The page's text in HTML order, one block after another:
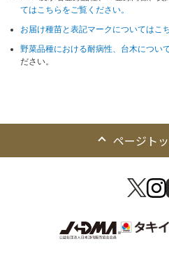
てはこちらをご覧ください。
お届け種苗と表記マークについてはこ
野菜品種における耐病性、台木につい
ださい。
ページト